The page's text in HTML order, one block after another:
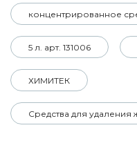
5 л. арт. 131006
ХИМИТЕК